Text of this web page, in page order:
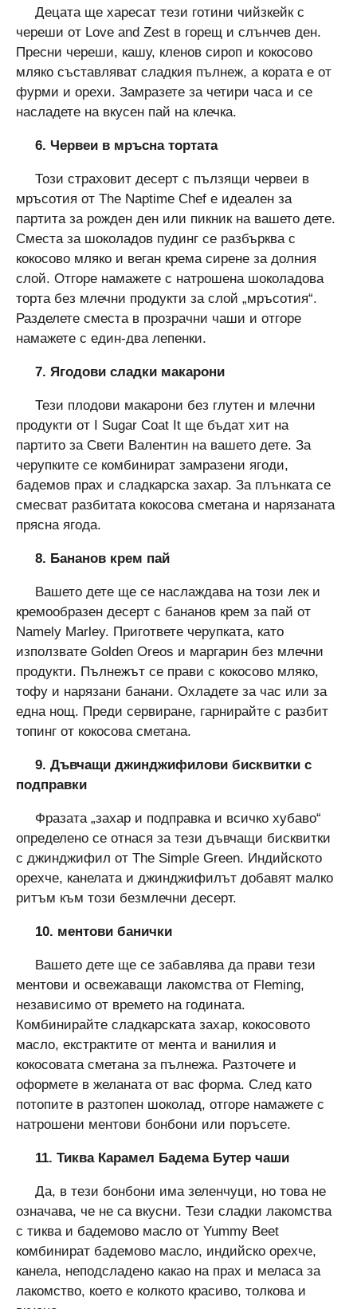
Децата ще харесат тези готини чийзкейк с
череши от Love and Zest в горещ и слънчев ден.
Пресни череши, кашу, кленов сироп и кокосово
мляко съставляват сладкия пълнеж, а кората е от
фурми и орехи. Замразете за четири часа и се
насладете на вкусен пай на клечка.
6. Червеи в мръсна тортата
Този страховит десерт с пълзящи червеи в
мръсотия от The Naptime Chef е идеален за
партита за рожден ден или пикник на вашето дете.
Сместа за шоколадов пудинг се разбърква с
кокосово мляко и веган крема сирене за долния
слой. Отгоре намажете с натрошена шоколадова
торта без млечни продукти за слой „мръсотия“.
Разделете сместа в прозрачни чаши и отгоре
намажете с един-два лепенки.
7. Ягодови сладки макарони
Тези плодови макарони без глутен и млечни
продукти от I Sugar Coat It ще бъдат хит на
партито за Свети Валентин на вашето дете. За
черупките се комбинират замразени ягоди,
бадемов прах и сладкарска захар. За плънката се
смесват разбитата кокосова сметана и нарязаната
прясна ягода.
8. Бананов крем пай
Вашето дете ще се наслаждава на този лек и
кремообразен десерт с бананов крем за пай от
Namely Marley. Пригответе черупката, като
използвате Golden Oreos и маргарин без млечни
продукти. Пълнежът се прави с кокосово мляко,
тофу и нарязани банани. Охладете за час или за
една нощ. Преди сервиране, гарнирайте с разбит
топинг от кокосова сметана.
9. Дъвчащи джинджифилови бисквитки с
подправки
Фразата „захар и подправка и всичко хубаво“
определено се отнася за тези дъвчащи бисквитки
с джинджифил от The Simple Green. Индийското
орехче, канелата и джинджифилът добавят малко
ритъм към този безмлечни десерт.
10. ментови банички
Вашето дете ще се забавлява да прави тези
ментови и освежаващи лакомства от Fleming,
независимо от времето на годината.
Комбинирайте сладкарската захар, кокосовото
масло, екстрактите от мента и ванилия и
кокосовата сметана за пълнежа. Разточете и
оформете в желаната от вас форма. След като
потопите в разтопен шоколад, отгоре намажете с
натрошени ментови бонбони или поръсете.
11. Тиква Карамел Бадема Бутер чаши
Да, в тези бонбони има зеленчуци, но това не
означава, че не са вкусни. Тези сладки лакомства
с тиква и бадемово масло от Yummy Beet
комбинират бадемово масло, индийско орехче,
канела, неподсладено какао на прах и меласа за
лакомство, което е колкото красиво, толкова и